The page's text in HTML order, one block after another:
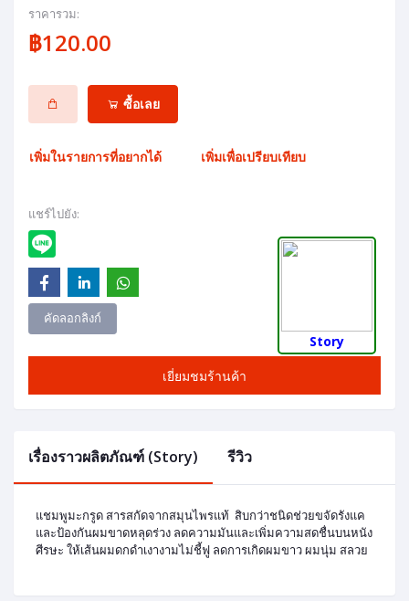
ราคารวม:
฿120.00
ซื้อเลย
เพิ่มในรายการที่อยากได้ เพิ่มเพื่อเปรียบเทียบ
แชร์ไปยัง:
คัดลอกลิงก์
เยี่ยมชมร้านค้า
Story
เรื่องราวผลิตภัณฑ์ (Story) รีวิว
แชมพูมะกรูด สารสกัดจากสมุนไพรแท้ สิบกว่าชนิดช่วยขจัดรังแค
และป้องกันผมขาดหลุดร่วง ลดความมันและเพิ่มความสดชื่นบนหนัง
ศีรษะ ให้เส้นผมดกดำเงางามไม่ชี้ฟู ลดการเกิดผมขาว ผมนุ่ม สลวย